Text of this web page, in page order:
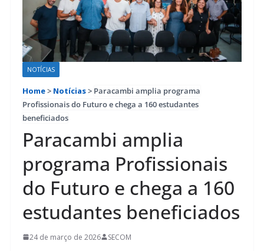
NOTÍCIAS
Home> Notícias> Paracambi amplia programa
Profissionais do Futuro e chega a 160 estudantes
beneficiados
Paracambi amplia
programa Profissionais
do Futuro e chega a 160
estudantes beneficiados
24 de março de 2026 SECOM